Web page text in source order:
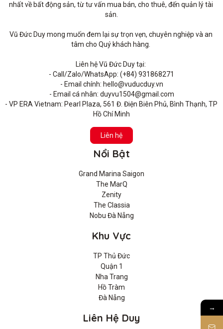
nhất về bất động sản, từ tư vấn mua bán, cho thuê, đến quản lý tài
sản.
Vũ Đức Duy mong muốn đem lại sự trọn vẹn, chuyên nghiệp và an
tâm cho Quý khách hàng.
Liên hệ Vũ Đức Duy tại:
- Call/Zalo/WhatsApp: (+84) 931868271
- Email chính: hello@vuducduy.vn
- Email cá nhân: duyvu1504@gmail.com
- VP ERA Vietnam: Pearl Plaza, 561 Đ. Điện Biên Phủ, Bình Thạnh, TP
Hồ Chí Minh
Liên hệ
Nổi Bật
Grand Marina Saigon
The MarQ
Zenity
The Classia
Nobu Đà Nẵng
Khu Vực
TP Thủ Đức
Quận 1
Nha Trang
Hồ Tràm
Đà Nẵng
Liên Hệ Duy
→